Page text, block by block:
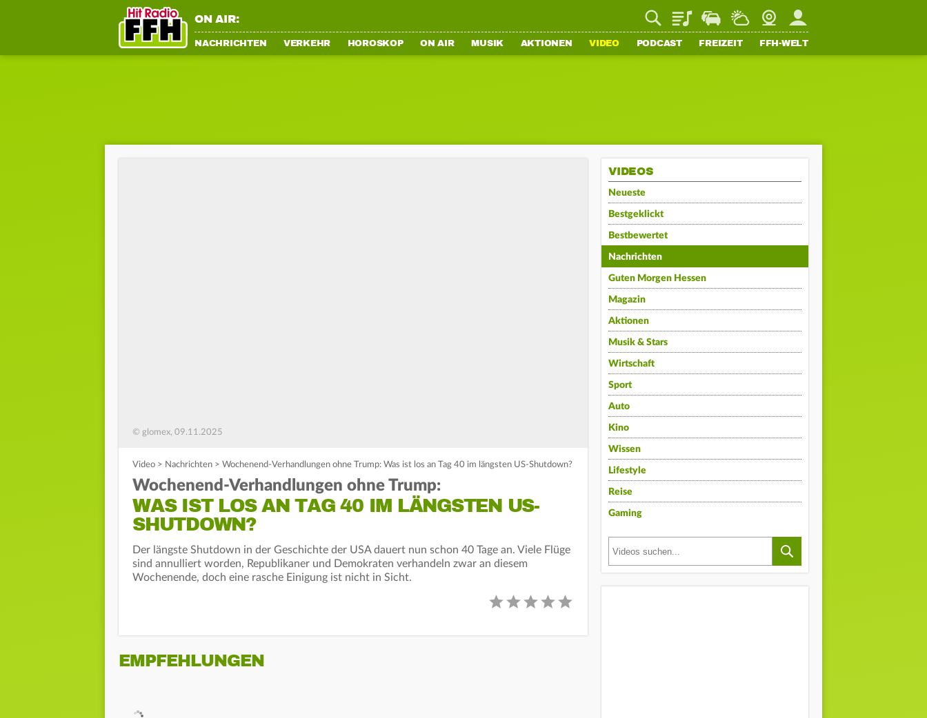
ON AIR: PlaylistStaupilotWetterWebcamMein FFH
NACHRICHTEN VERKEHR HOROSKOP ON AIR MUSIK AKTIONEN VIDEO PODCAST FREIZEIT FFH-WELT
© glomex, 09.11.2025
Video > Nachrichten > Wochenend-Verhandlungen ohne Trump: Was ist los an Tag 40 im längsten US-Shutdown?
Wochenend-Verhandlungen ohne Trump:
WAS IST LOS AN TAG 40 IM LÄNGSTEN US-
SHUTDOWN?
Der längste Shutdown in der Geschichte der USA dauert nun schon 40 Tage an. Viele Flüge
sind annulliert worden, Republikaner und Demokraten verhandeln zwar an diesem
Wochenende, doch eine rasche Einigung ist nicht in Sicht.
EMPFEHLUNGEN
VIDEOS
Neueste
Bestgeklickt
Bestbewertet
Nachrichten
Guten Morgen Hessen
Magazin
Aktionen
Musik & Stars
Wirtschaft
Sport
Auto
Kino
Wissen
Lifestyle
Reise
Gaming